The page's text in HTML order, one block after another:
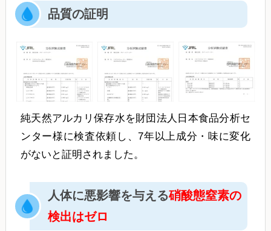
品質の証明
純天然アルカリ保存水を財団法人日本食品分析セ
ンター様に検査依頼し、7年以上成分・味に変化
がないと証明されました。
人体に悪影響を与える硝酸態窒素の
検出はゼロ